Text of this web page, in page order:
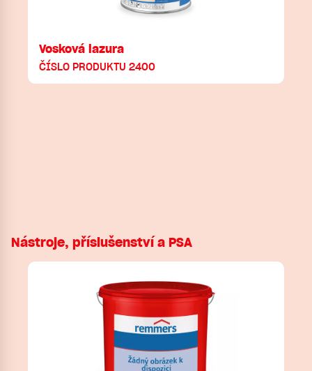
Vosková lazura
ČÍSLO PRODUKTU 2400
Nástroje, příslušenství a PSA